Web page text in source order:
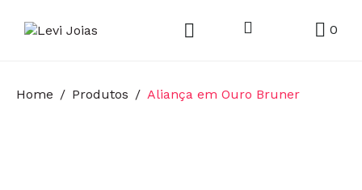
0
Home Produtos Aliança em Ouro Bruner